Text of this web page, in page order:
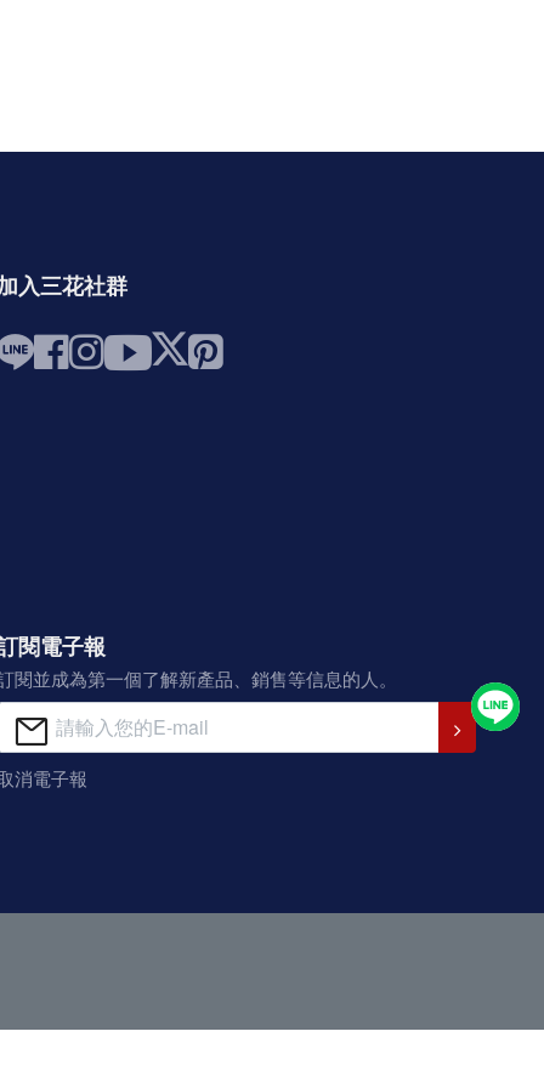
入三花社群
閱電子報
閱並成為第一個了解新產品、銷售等信息的人。
消電子報